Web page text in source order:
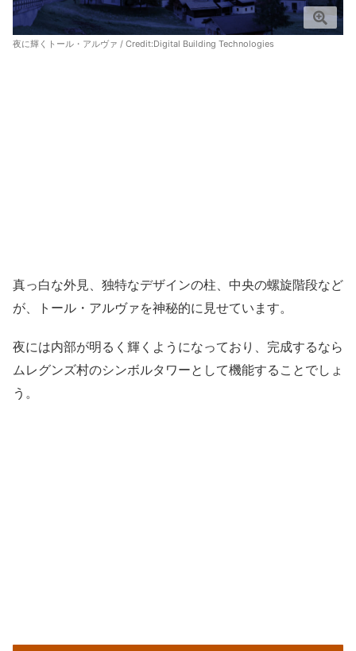
夜に輝くトール・アルヴァ / Credit:Digital Building Technologies
真っ白な外見、独特なデザインの柱、中央の螺旋階段など
が、トール・アルヴァを神秘的に見せています。
夜には内部が明るく輝くようになっており、完成するなら
ムレグンズ村のシンボルタワーとして機能することでしょ
う。